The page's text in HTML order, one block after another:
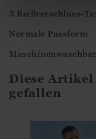
3 Reißverschluss-
Normale Passform
Diese
gefallen